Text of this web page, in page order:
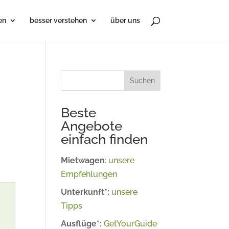
besser verstehen über uns
Suchen
Beste
Angebote
einfach finden
Mietwagen: unsere
Empfehlungen
Unterkunft*: unsere
Tipps
Ausflüge*:GetYourGuide